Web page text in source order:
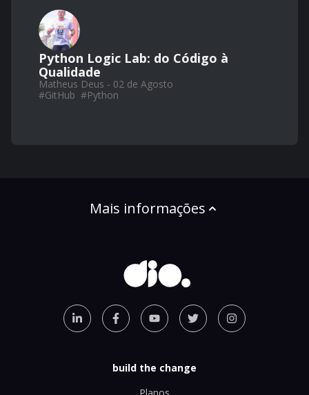
Python Logic Lab: do Código à
Qualidade
Matheus Deus - 02 de Agosto
#GitHub #Python
Mais informações
build the change